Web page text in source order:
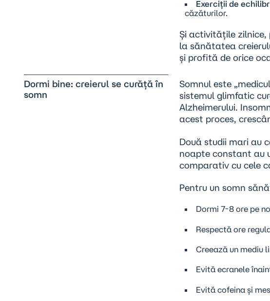
Exerciții de
căzăturilor.
Și activitățile zilnice,
la sănătatea
și profită de orice
Dormi bine: creierul se curăță în
somn
Somnuleste
sistemul glimfatic
Alzheimerului.
acest proces,
Două studii mari au
noapte constant au
comparativ cu cele
Pentru un somn
Dormi 7-8ore pe
Respectă ore
Creează un mediu
Evită ecranele
Evită cofeina și